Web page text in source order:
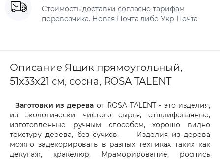
Стоимость доставки согласно тарифам
перевозчика. Новая Почта либо Укр Почта
Описание Ящик прямоугольный,
51х33х21 см, сосна, ROSA TALENT
Заготовки из дерева от ROSA TALENT - это изделия,
из экологически чистого сырья, отшлифованные,
изготовленные ручным способом, хорошо видно
текстуру дерева, без сучков. Изделия из дерева
можно задекорировать в разных техниках таких как
декупаж, кракелюр, Мраморирование, роспись